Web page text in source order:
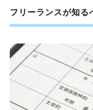
（B）国民健康
（C）国民健康
「社会保険」を
年金は老後を考
るか考えよう
（A）国民年金
（B）iDeCo（
フリーランスが知る